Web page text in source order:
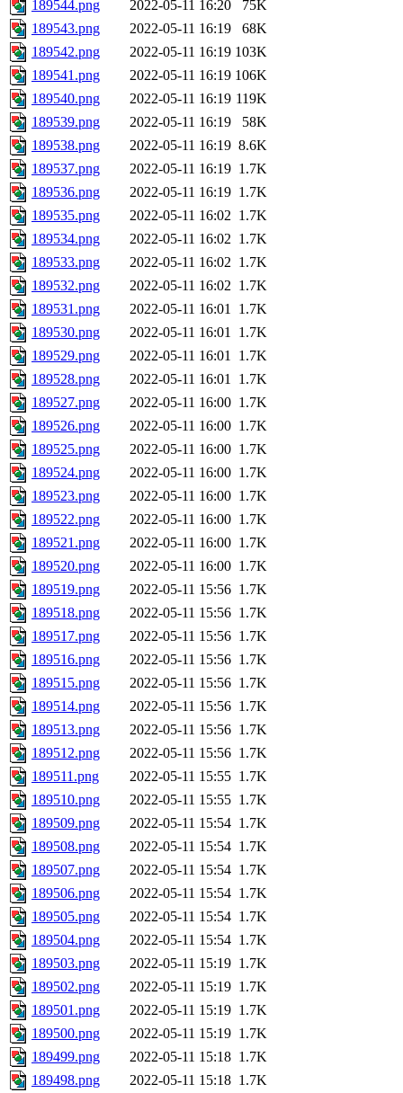
189544.png 2022-05-11 16:20
75K
189543.png
2022-05-11 16:19
68K
189542.png
2022-05-11 16:19 103K
189541.png
2022-05-11 16:19 106K
189540.png
2022-05-11 16:19 119K
189539.png
2022-05-11 16:19
58K
189538.png
2022-05-11 16:19 8.6K
189537.png
2022-05-11 16:19 1.7K
189536.png
2022-05-11 16:19 1.7K
189535.png
2022-05-11 16:02 1.7K
189534.png
2022-05-11 16:02 1.7K
189533.png
2022-05-11 16:02 1.7K
189532.png
2022-05-11 16:02 1.7K
189531.png
2022-05-11 16:01 1.7K
189530.png
2022-05-11 16:01 1.7K
189529.png
2022-05-11 16:01 1.7K
189528.png
2022-05-11 16:01 1.7K
189527.png
2022-05-11 16:00 1.7K
189526.png
2022-05-11 16:00 1.7K
189525.png
2022-05-11 16:00 1.7K
189524.png
2022-05-11 16:00 1.7K
189523.png
2022-05-11 16:00 1.7K
189522.png
2022-05-11 16:00 1.7K
189521.png
2022-05-11 16:00 1.7K
189520.png
2022-05-11 16:00 1.7K
189519.png
2022-05-11 15:56 1.7K
189518.png
2022-05-11 15:56 1.7K
189517.png
2022-05-11 15:56 1.7K
189516.png
2022-05-11 15:56 1.7K
189515.png
2022-05-11 15:56 1.7K
189514.png
2022-05-11 15:56 1.7K
189513.png
2022-05-11 15:56 1.7K
189512.png
2022-05-11 15:56 1.7K
189511.png
2022-05-11 15:55 1.7K
189510.png
2022-05-11 15:55 1.7K
189509.png
2022-05-11 15:54 1.7K
189508.png
2022-05-11 15:54 1.7K
189507.png
2022-05-11 15:54 1.7K
189506.png
2022-05-11 15:54 1.7K
189505.png
2022-05-11 15:54 1.7K
189504.png
2022-05-11 15:54 1.7K
189503.png
2022-05-11 15:19 1.7K
189502.png
2022-05-11 15:19 1.7K
189501.png
2022-05-11 15:19 1.7K
189500.png
2022-05-11 15:19 1.7K
189499.png
2022-05-11 15:18 1.7K
189498.png
2022-05-11 15:18 1.7K